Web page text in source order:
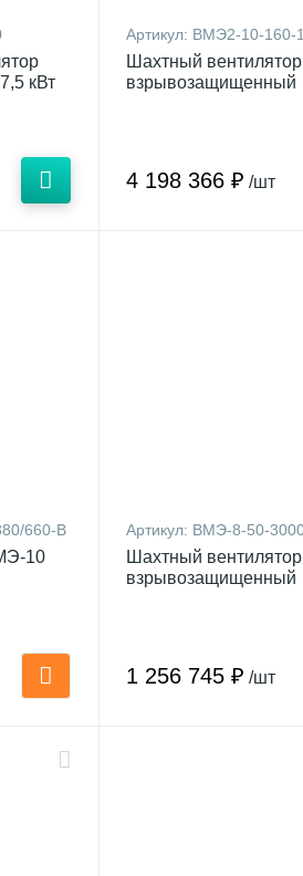
кВт
Артикул: ВМЭ2-10-160-
Шахтный
взрывозащищенный
4 198 366 ₽ /шт
660-В
10
Артикул: ВМЭ-8-50-
Шахтный
взрывозащищенный
1 256 745 ₽ /шт